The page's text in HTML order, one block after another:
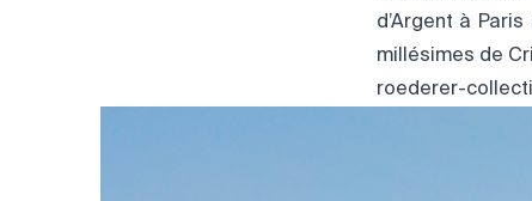
d’Argent à
millésimes de
roederer-